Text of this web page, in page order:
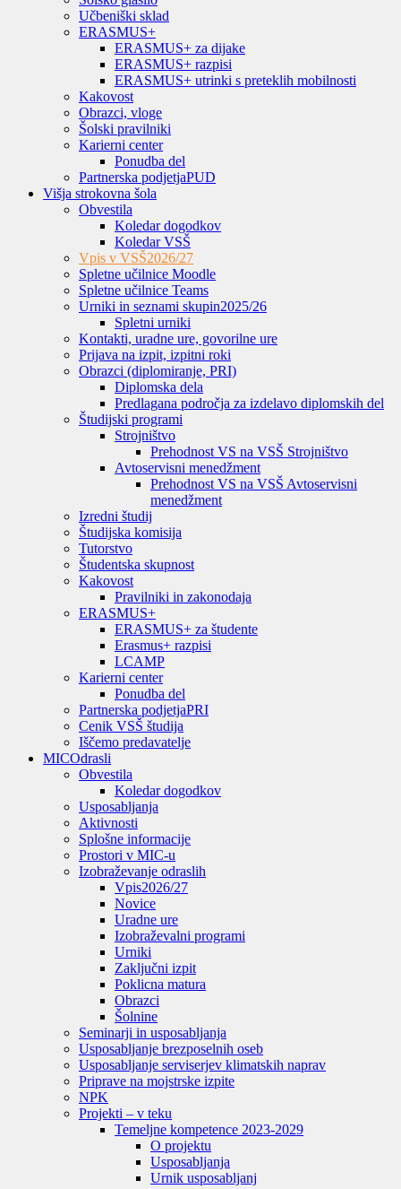
Učbeniški sklad
ERASMUS+
ERASMUS+ za dijake
ERASMUS+ razpisi
ERASMUS+ utrinki s preteklih mobilnosti
Kakovost
Obrazci, vloge
Šolski pravilniki
Karierni center
Ponudba del
Partnerska podjetjaPUD
Višja strokovna šola
Obvestila
Koledar dogodkov
Koledar VSŠ
Vpis v VSŠ2026/27
Spletne učilnice Moodle
Spletne učilnice Teams
Urniki in seznami skupin2025/26
Spletni urniki
Kontakti, uradne ure, govorilne ure
Prijava na izpit, izpitni roki
Obrazci (diplomiranje, PRI)
Diplomska dela
Predlagana področja za izdelavo diplomskih del
Študijski programi
Strojništvo
Prehodnost VS na VSŠ Strojništvo
Avtoservisni menedžment
Prehodnost VS na VSŠ Avtoservisni
menedžment
Izredni študij
Študijska komisija
Tutorstvo
Študentska skupnost
Kakovost
Pravilniki in zakonodaja
ERASMUS+
ERASMUS+ za študente
Erasmus+ razpisi
LCAMP
Karierni center
Ponudba del
Partnerska podjetjaPRI
Cenik VSŠ študija
Iščemo predavatelje
MICOdrasli
Obvestila
Koledar dogodkov
Usposabljanja
Aktivnosti
Splošne informacije
Prostori v MIC-u
Izobraževanje odraslih
Vpis2026/27
Novice
Uradne ure
Izobraževalni programi
Urniki
Zaključni izpit
Poklicna matura
Obrazci
Šolnine
Seminarji in usposabljanja
Usposabljanje brezposelnih oseb
Usposabljanje serviserjev klimatskih naprav
Priprave na mojstrske izpite
NPK
Projekti – v teku
Temeljne kompetence 2023-2029
O projektu
Usposabljanja
Urnik usposabljanj